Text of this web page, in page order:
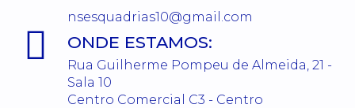
nsesquadrias10@gmail.com
ONDE ESTAMOS:
Rua Guilherme Pompeu de Almeida, 21 -
Sala 10
Centro Comercial C3 - Centro